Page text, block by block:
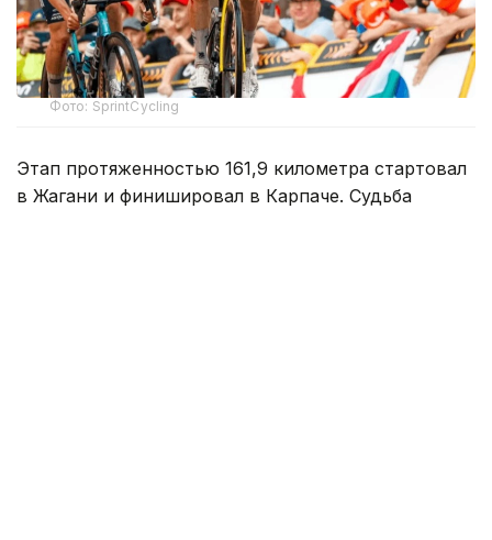
Фото: SprintCycling
Этап протяженностью 161,9 километра стартовал
в Жагани и финишировал в Карпаче. Судьба